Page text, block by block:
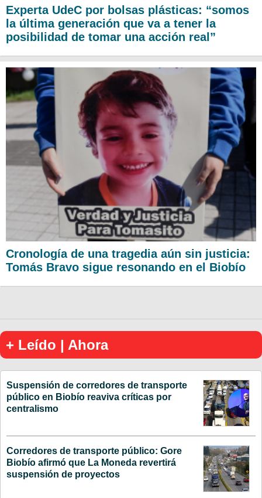
Experta UdeC por bolsas plásticas: “somos
la última generación que va a tener la
posibilidad de tomar una acción real”
Cronología de una tragedia aún sin justicia:
Tomás Bravo sigue resonando en el Biobío
+ Leído | Ahora
Suspensión de corredores de transporte
público en Biobío reaviva críticas por
centralismo
Corredores de transporte público: Gore
Biobío afirmó que La Moneda revertirá
suspensión de proyectos